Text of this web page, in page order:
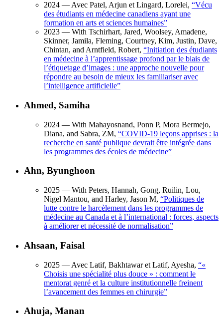
2024 — Avec Patel, Arjun et Lingard, Lorelei, “Vécu
des étudiants en médecine canadiens ayant une
formation en arts et sciences humaines”
2023 — With Tschirhart, Jared, Woolsey, Amadene,
Skinner, Jamila, Fleming, Courtney, Kim, Justin, Dave,
Chintan, and Arntfield, Robert, “Initiation des étudiants
en médecine à l’apprentissage profond par le biais de
l’étiquetage d’images : une approche nouvelle pour
répondre au besoin de mieux les familiariser avec
l’intelligence artificielle”
Ahmed, Samiha
2024 — With Mahayosnand, Ponn P, Mora Bermejo,
Diana, and Sabra, ZM, “COVID-19 leçons apprises : la
recherche en santé publique devrait être intégrée dans
les programmes des écoles de médecine”
Ahn, Byunghoon
2025 — With Peters, Hannah, Gong, Ruilin, Lou,
Nigel Mantou, and Harley, Jason M, “Politiques de
lutte contre le harcèlement dans les programmes de
médecine au Canada et à l’international : forces, aspects
à améliorer et nécessité de normalisation”
Ahsaan, Faisal
2025 — Avec Latif, Bakhtawar et Latif, Ayesha, “«
Choisis une spécialité plus douce » : comment le
mentorat genré et la culture institutionnelle freinent
l’avancement des femmes en chirurgie”
Ahuja, Manan